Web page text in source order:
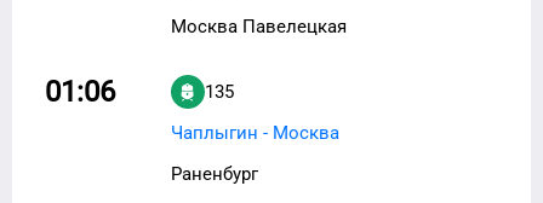
Москва Павелецкая
01:06
135
Чаплыгин - Москва
Раненбург